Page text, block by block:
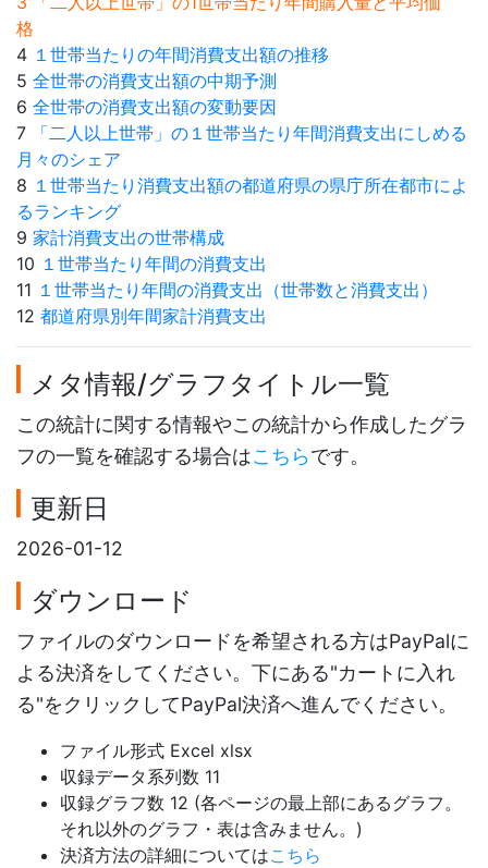
格
4 １世帯当たりの年間消費支出額の推移
5 全世帯の消費支出額の中期予測
6 全世帯の消費支出額の変動要因
7
「二人以上世帯」の１世帯当たり年間消費支出にしめる
月々のシェア
8 １世帯当たり消費支出額の都道府県の県庁所在都市によ
るランキング
9 家計消費支出の世帯構成
10 １世帯当たり年間の消費支出
11 １世帯当たり年間の消費支出（世帯数と消費支出）
12 都道府県別年間家計消費支出
メタ情報/グラフタイトル一覧
この統計に関する情報やこの統計から作成したグラ
フの一覧を確認する場合はこちらです。
更新日
2026-01-12
ダウンロード
ファイルのダウンロードを希望される方はPayPalに
よる決済をしてください。下にある"カートに入れ
る"をクリックしてPayPal決済へ進んでください。
ファイル形式 Excel xlsx
収録データ系列数 11
収録グラフ数 12 (各ページの最上部にあるグラフ。
それ以外のグラフ・表は含みません。)
決済方法の詳細についてはこちら